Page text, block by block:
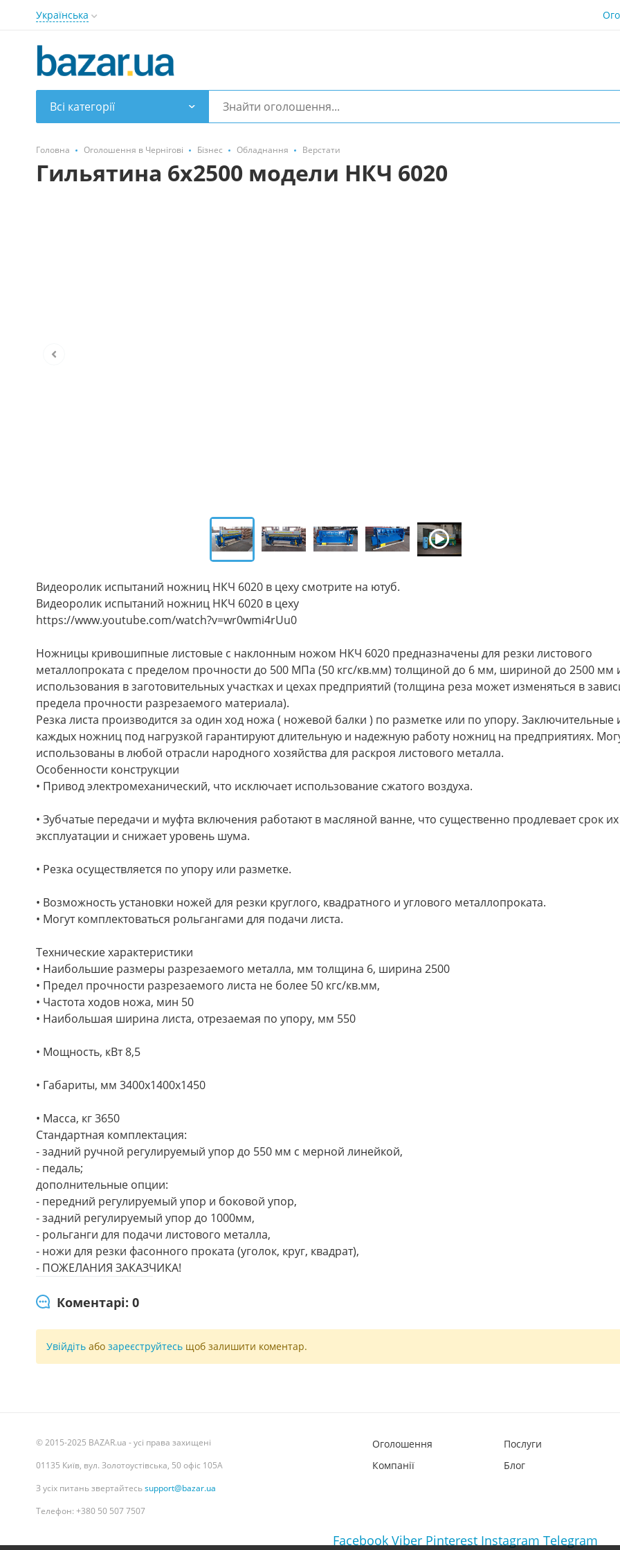
Українська
Всі категорії
Головна Оголошення в Чернігові Бізнес Обладнання Верстати
Гильятина 6х2500 модели НКЧ 6020
Видеоролик испытаний ножниц НКЧ 6020 в цеху смотрите на ютуб.
Видеоролик испытаний ножниц НКЧ 6020 в цеху
https://www.youtube.com/watch?v=wr0wmi4rUu0
Ножницы кривошипные листовые с наклонным ножом НКЧ 6020 предназначены для резки листового
металлопроката с пределом прочности до 500 МПа (50 кгс/кв.мм) толщиной до 6 мм, шириной до 2500 мм
использования в заготовительных участках и цехах предприятий (толщина реза может изменяться в
предела прочности разрезаемого материала).
Резка листа производится за один ход ножа ( ножевой балки ) по разметке или по упору. Заключительные
каждых ножниц под нагрузкой гарантируют длительную и надежную работу ножниц на предприятиях.
использованы в любой отрасли народного хозяйства для раскроя листового металла.
Особенности конструкции
• Привод электромеханический, что исключает использование сжатого воздуха.
• Зубчатые передачи и муфта включения работают в масляной ванне, что существенно продлевает срок их
эксплуатации и снижает уровень шума.
• Резка осуществляется по упору или разметке.
• Возможность установки ножей для резки круглого, квадратного и углового металлопроката.
• Могут комплектоваться рольгангами для подачи листа.
Технические характеристики
• Наибольшие размеры разрезаемого металла, мм толщина 6, ширина 2500
• Предел прочности разрезаемого листа не более 50 кгс/кв.мм,
• Частота ходов ножа, мин 50
• Наибольшая ширина листа, отрезаемая по упору, мм 550
• Мощность, кВт 8,5
• Габариты, мм 3400х1400х1450
• Масса, кг 3650
Стандартная комплектация:
- задний ручной регулируемый упор до 550 мм с мерной линейкой,
- педаль;
дополнительные опции:
- передний регулируемый упор и боковой упор,
- задний регулируемый упор до 1000мм,
- рольганги для подачи листового металла,
- ножи для резки фасонного проката (уголок, круг, квадрат),
- ПОЖЕЛАНИЯ ЗАКАЗЧИКА!
Коментарі: 0
Увійдіть або зареєструйтесь щоб залишити коментар.
© 2015-2025 BAZAR.ua - усі права захищені
01135 Київ, вул. Золотоустівська, 50 офіс 105А
З усіх питань звертайтесьsupport@bazar.ua
Телефон: +380 50 507 7507
Оголошення
Компанії
Послуги
Блог
Facebook Viber Pinterest Instagram Telegram